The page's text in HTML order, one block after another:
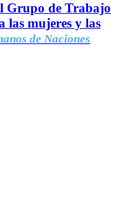
Grupo de Trabajo
las mujeres y las
de Naciones